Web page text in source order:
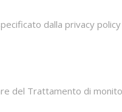
dalla privacy
del Trattamento di